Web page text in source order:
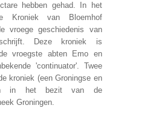
hebben gehad. In het
Kroniek van Bloemhof
vroege geschiedenis van
Deze kroniek is
vroegste abten Emo en
'continuator'. Twee
kroniek (een Groningse en
in het bezit van de
Groningen.